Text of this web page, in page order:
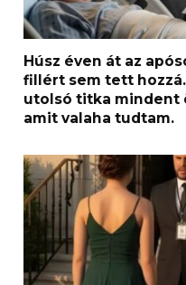
Húsz éven át az
fillért sem tett
utolsó titka mindent
amit valaha tudtam.